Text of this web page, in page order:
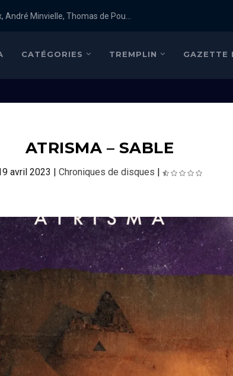
André Minvielle, Thomas de Pou...
CATÉGORIES TREMPLIN GAZETTE
ATRISMA – SABLE
avril 2023 |Chroniques de disques |